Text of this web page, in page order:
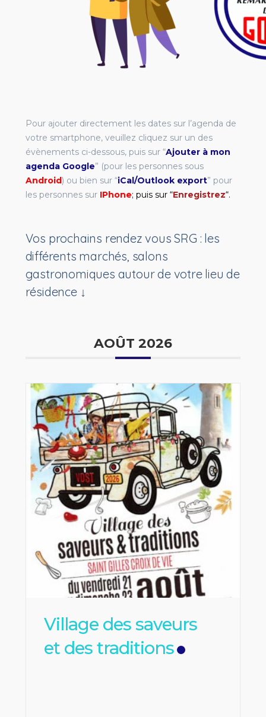
Pour ajouter directement les dates sur l’agenda de
votre smartphone, veuillez cliquez sur un des
évènements ci-dessous, puis sur “Ajouter à mon
agenda Google” (pour les personnes sous
Android) ou bien sur “iCal/Outlook export” pour
les personnes sur IPhone; puis sur “Enregistrez“.
Vos prochains rendez vous SRG : les
différents marchés, salons
gastronomiques autour de votre lieu de
résidence ↓
AOÛT 2026
Village des saveurs
et des traditions